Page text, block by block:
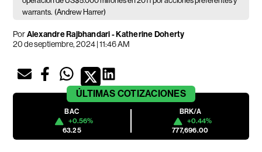
warrants. (Andrew Harrer)
PorAlexandre Rajbhandari - Katherine Doherty
20 de septiembre, 2024 | 11:46 AM
ÚLTIMAS COTIZACIONES
BAC
+0.56%
63.25
BRK/A
+0.44%
777,696.00